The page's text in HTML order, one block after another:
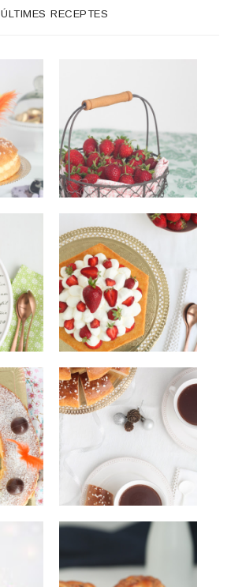
ÚLTIMES RECEPTES